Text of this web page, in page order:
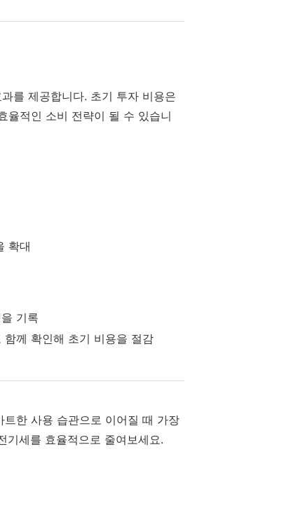
를 제공합니다. 초기 투자 비용은
율적인 소비 전략이 될 수 있습니
확대
기록
께 확인해 초기 비용을 절감
한 사용 습관으로 이어질 때 가장
기세를 효율적으로 줄여보세요.